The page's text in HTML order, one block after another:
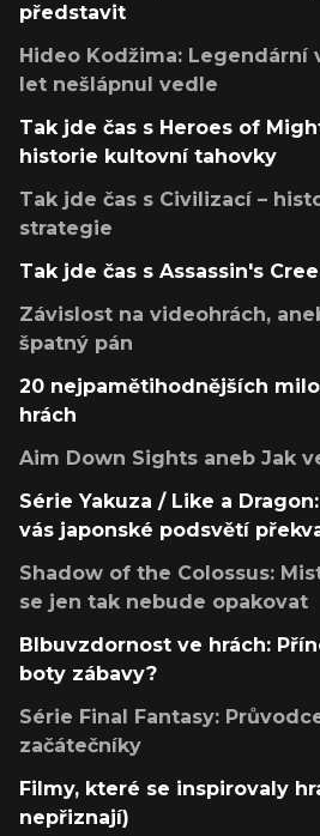
představit
Hideo Kodžima: Legendární
let nešlápnul vedle
Tak jde čas s Heroes of
historie kultovní tahovky
Tak jde čas s Civilizací –
strategie
Tak jde čas s Assassin's
Závislost na videohrách,
špatný pán
20 nejpamětihodnějších
hrách
Aim Down Sights aneb Jak
Série Yakuza / Like a
vás japonské podsvětí
Shadow of the Colossus:
se jen tak nebude opakovat
Blbuvzdornost ve hrách:
boty zábavy?
Série Final Fantasy:
začátečníky
Filmy, které se inspirovaly
nepřiznají)